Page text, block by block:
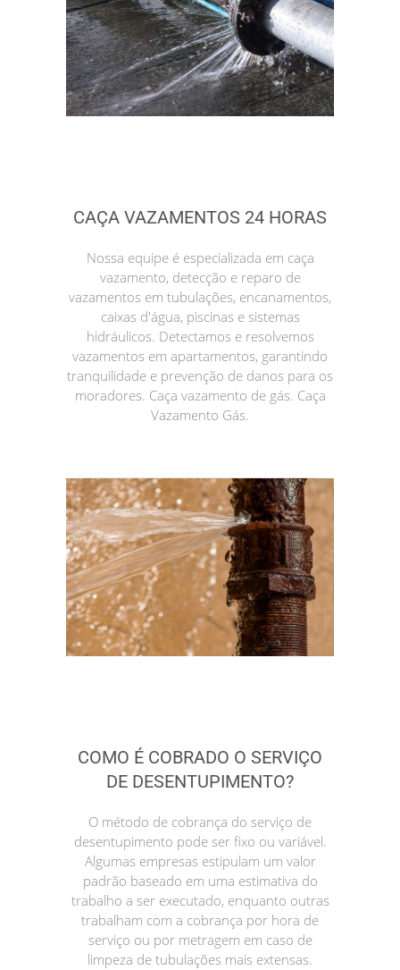
CAÇA VAZAMENTOS 24 HORAS
Nossa equipe é especializada em caça
vazamento, detecção e reparo de
vazamentos em tubulações, encanamentos,
caixas d'água, piscinas e sistemas
hidráulicos. Detectamos e resolvemos
vazamentos em apartamentos, garantindo
tranquilidade e prevenção de danos para os
moradores. Caça vazamento de gás. Caça
Vazamento Gás.
COMO É COBRADO O SERVIÇO
DE DESENTUPIMENTO?
O método de cobrança do serviço de
desentupimento pode ser fixo ou variável.
Algumas empresas estipulam um valor
padrão baseado em uma estimativa do
trabalho a ser executado, enquanto outras
trabalham com a cobrança por hora de
serviço ou por metragem em caso de
limpeza de tubulações mais extensas.